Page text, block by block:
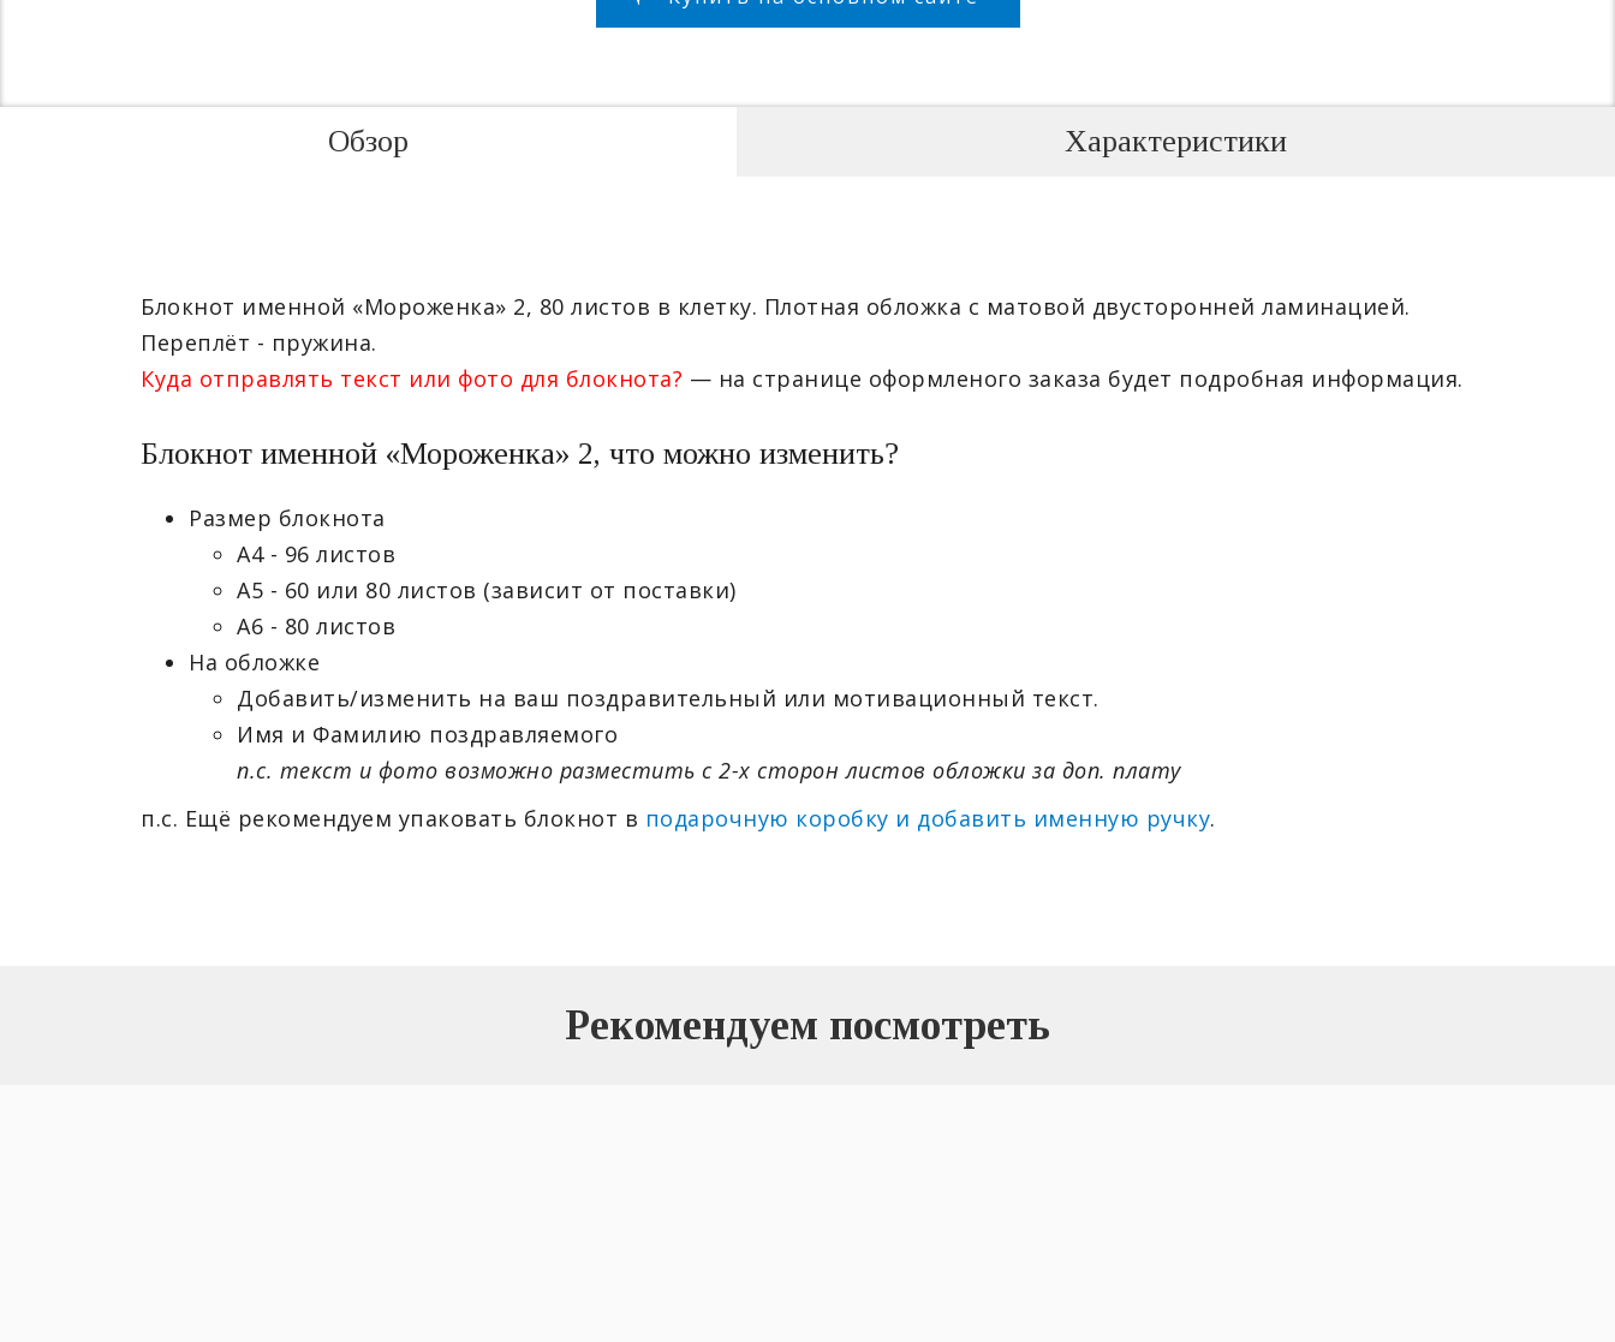
Обзор
Блокнот именной «Мороженка» 2, 80 листов в клетку. Плотная обложка с матовой двусторонней ламинацией.
Переплёт - пружина.
Куда отправлять текст или фото для блокнота? — на странице оформленого заказа будет подробная информация.
Блокнот именной «Мороженка» 2, что можно изменить?
Размер блокнота
А4 - 96 листов
А5 - 60 или 80 листов (зависит от поставки)
А6 - 80 листов
На обложке
Добавить/изменить на ваш поздравительный или мотивационный текст.
Имя и Фамилию поздравляемого
п.с. текст и фото возможно разместить с 2-х сторон листов обложки за доп. плату
п.с. Ещё рекомендуем упаковать блокнот в подарочную коробку и добавить именную ручку.
Характеристики
Рекомендуем посмотреть